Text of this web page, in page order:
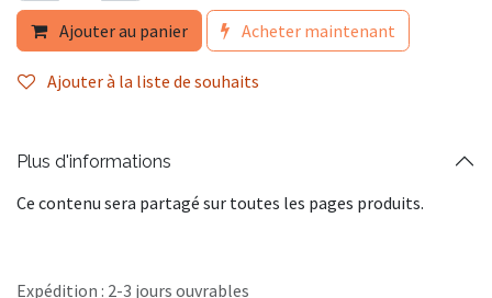
Ajouter au panier Acheter maintenant
Ajouter à la liste de souhaits
Plus d'informations
Ce contenu sera partagé sur toutes les pages produits.
Expédition : 2-3 jours ouvrables